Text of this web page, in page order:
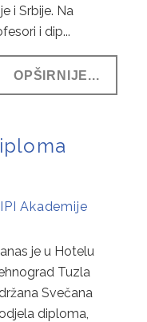
i Srbije. Na
i dip...
OPŠIRNIJE...
Akademije
je u Hotelu
Tuzla
Svečana
diploma,